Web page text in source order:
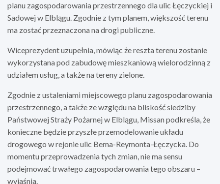
planu zagospodarowania przestrzennego dla ulic Łęczyckiej i
Sadowej w Elblągu. Zgodnie z tym planem, większość terenu
ma zostać przeznaczona na drogi publiczne.
Wiceprezydent uzupełnia, mówiąc że reszta terenu zostanie
wykorzystana pod zabudowę mieszkaniową wielorodzinną z
udziałem usług, a także na tereny zielone.
Zgodnie z ustaleniami miejscowego planu zagospodarowania
przestrzennego, a także ze względu na bliskość siedziby
Państwowej Straży Pożarnej w Elblągu, Missan podkreśla, że
konieczne będzie przyszłe przemodelowanie układu
drogowego w rejonie ulic Bema-Reymonta-Łęczycka. Do
momentu przeprowadzenia tych zmian, nie ma sensu
podejmować trwałego zagospodarowania tego obszaru –
wyjaśnia.